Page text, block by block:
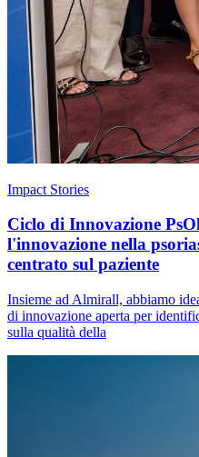
Impact Stories
Ciclo di Innovazione
l'innovazione nella
centrato sul paziente
Insieme ad Almirall, abbiamo
di innovazione aperta per
sulla qualità della